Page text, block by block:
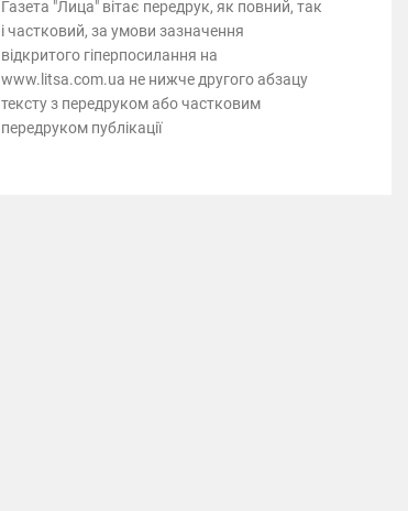
Газета "Лица" вітає передрук, як повний, так
і частковий, за умови зазначення
відкритого гіперпосилання на
www.litsa.com.ua не нижче другого абзацу
тексту з передруком або частковим
передруком публікації